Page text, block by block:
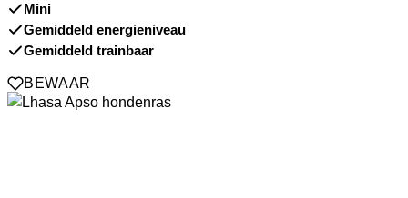
Mini
Gemiddeld energieniveau
Gemiddeld trainbaar
BEWAAR